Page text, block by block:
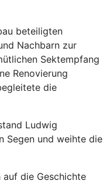
beteiligten
Nachbarn zur
Sektempfang
Renovierung
die
Ludwig
Segen und weihte die
auf die Geschichte